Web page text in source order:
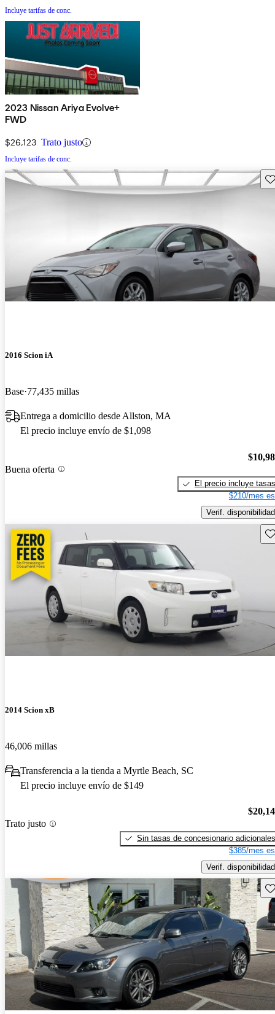
Incluye tarifas de conc.
2023 Nissan Ariya Evolve+
FWD
$26,123 Trato justo
Incluye tarifas de conc.
2016 Scion iA
Base 77,435 millas
Entrega a domicilio desde Allston, MA
El precio incluye envío de $1,098
Buena oferta
El precio incluye tasas
$210/mes
Verif. disponibilidad
2014 Scion xB
46,006 millas
Transferencia a la tienda a Myrtle Beach, SC
El precio incluye envío de $149
Trato justo
Sin tasas de concesionario adicionales
$385/mes
Verif. disponibilidad